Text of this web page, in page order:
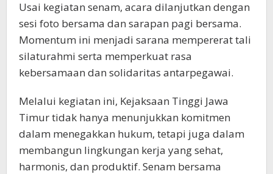
Usai kegiatan senam, acara dilanjutkan dengan
sesi foto bersama dan sarapan pagi bersama.
Momentum ini menjadi sarana mempererat tali
silaturahmi serta memperkuat rasa
kebersamaan dan solidaritas antarpegawai.
Melalui kegiatan ini, Kejaksaan Tinggi Jawa
Timur tidak hanya menunjukkan komitmen
dalam menegakkan hukum, tetapi juga dalam
membangun lingkungan kerja yang sehat,
harmonis, dan produktif. Senam bersama